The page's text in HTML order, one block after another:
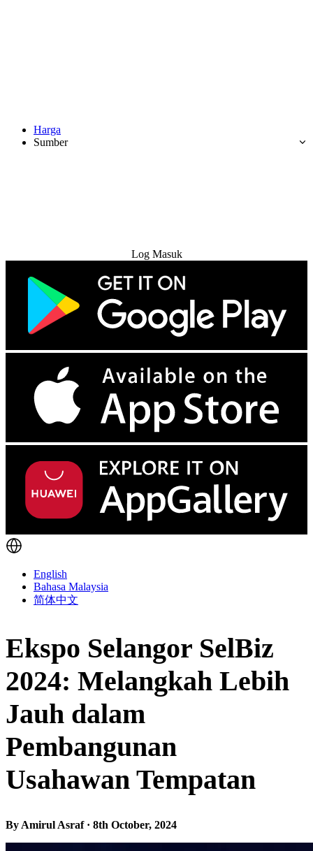
Harga
Sumber
Log Masuk
English
Bahasa Malaysia
简体中文
Ekspo Selangor SelBiz
2024: Melangkah Lebih
Jauh dalam
Pembangunan
Usahawan Tempatan
By Amirul Asraf · 8th October, 2024